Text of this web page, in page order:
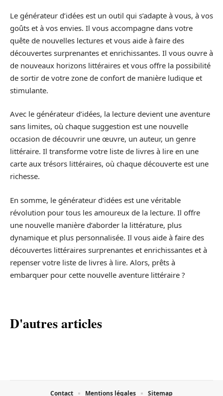
Le générateur d’idées est un outil qui s’adapte à vous, à vos
goûts et à vos envies. Il vous accompagne dans votre
quête de nouvelles lectures et vous aide à faire des
découvertes surprenantes et enrichissantes. Il vous ouvre à
de nouveaux horizons littéraires et vous offre la possibilité
de sortir de votre zone de confort de manière ludique et
stimulante.
Avec le générateur d’idées, la lecture devient une aventure
sans limites, où chaque suggestion est une nouvelle
occasion de découvrir une œuvre, un auteur, un genre
littéraire. Il transforme votre liste de livres à lire en une
carte aux trésors littéraires, où chaque découverte est une
richesse.
En somme, le générateur d’idées est une véritable
révolution pour tous les amoureux de la lecture. Il offre
une nouvelle manière d’aborder la littérature, plus
dynamique et plus personnalisée. Il vous aide à faire des
découvertes littéraires surprenantes et enrichissantes et à
repenser votre liste de livres à lire. Alors, prêts à
embarquer pour cette nouvelle aventure littéraire ?
D'autres articles
Contact Mentions légales Sitemap